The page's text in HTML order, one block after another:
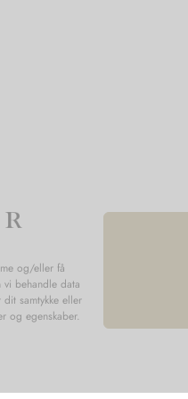
og/eller få
behandle data
samtykke eller
og egenskaber.